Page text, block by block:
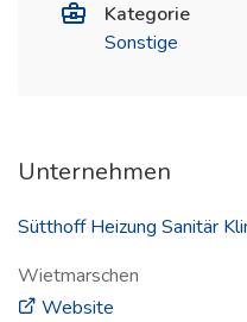
Kategorie
Sonstige
Unternehmen
Sütthoff Heizung Sanitär
Wietmarschen
Website